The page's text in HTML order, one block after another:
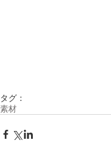
タグ：
素材